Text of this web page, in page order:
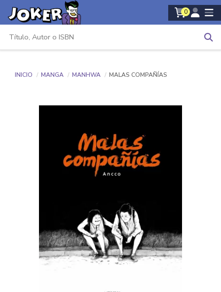
0
INICIO MANGA MANHWA MALAS COMPAÑÍAS